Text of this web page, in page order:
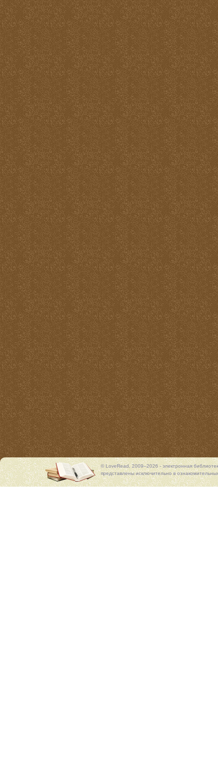
© LoveRead, 2009–2026 - электронная
представлены исключительно в